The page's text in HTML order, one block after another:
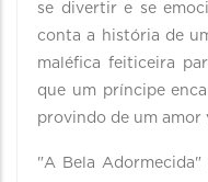
se divertir e se
conta a história de
maléfica feiticeira
que um príncipe
provindo de um amor
"A Bela